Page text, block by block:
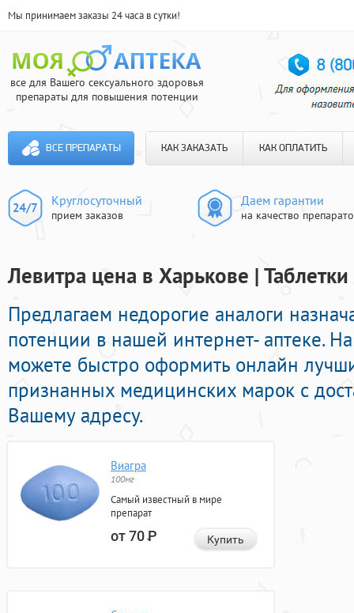
Мы принимаем заказы 24 часа в сутки!
все для Вашего сексуального здоровья
препараты для повышения потенции
ВСЕ ПРЕПАРАТЫ КАК ЗАКАЗАТЬ КАК ОПЛАТИТЬ
Круглосуточный
прием заказов
Даем гарантии
на качество
Левитра цена в Харькове |
Предлагаем недорогие аналоги
потенции в нашей интернет- аптеке.
можете быстро оформить онлайн
признанных медицинских марок с
Вашему адресу.
Виагра
100мг
Самый известный в мире
препарат
от 70Р Купить